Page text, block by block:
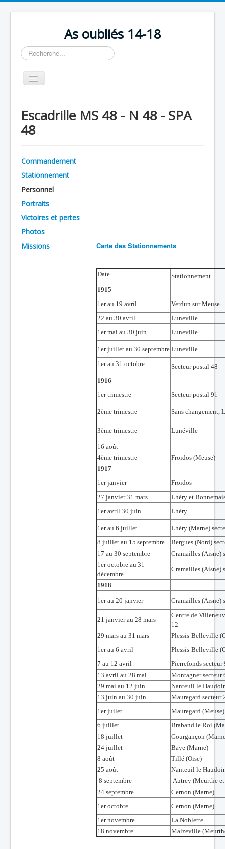
As oubliés 14-18
Rechercher
Basculer
la
Chronologie
Escadrilles
Avions
Personnels
Formation
Doctrines
Escadrille MS 48 - N 48 - SPA
48
Commandement
Stationnement
Personnel
Portraits
Victoires et pertes
Photos
Missions
Carte des Stationnements
Date
Stationnement
1915
1er au 19 avril
Verdun sur Meuse
22 au 30 avril
Luneville
1er mai au 30 juin
Luneville
1er juillet au 30 septembre Luneville
1er au 31 octobre
Secteur postal 48
1916
1er trimestre
Secteur postal 91
2ème trimestre Sans changement,
3ème trimestre Lunéville
16 août
4ème trimestre
Froidos (Meuse)
1917
1er janvier
Froidos
27 janvier 31 mars
Lhéry et
1er avril 30 juin
Lhéry
1er au 6 juillet
Lhéry (Marne)
8 juillet au 15 septembre
Bergues (Nord)
17 au 30 septembre
Cramailles (Aisne)
1er octobre au 31
décembre
Cramailles (Aisne)
1918
1er au 20 janvier Cramailles (Aisne)
21 janvier au 28 mars
Centre de
12
29 mars au 31 mars
Plessis-Belleville
1er au 6 avril
Plessis-Belleville
7 au 12 avril
Pierrefonds secteur
13 avril au 28 mai
Montagner secteur
29 mai au 12 juin
Nanteuil le
13 juin au 30 juin
Mauregard secteur
1er juilet
Mauregard (Meuse)
6 juillet
Braband le Roi
18 juillet
Gourgançon
24 juillet
Baye (Marne)
8 août
Tillé (Oise)
25 août
Nanteuil le
8 septembre
Autrey (Meurthe
24 septembre
Cernon (Marne)
1er octobre
Cernon (Marne)
1er novembre
La Noblette
18 novembre
Malzeville